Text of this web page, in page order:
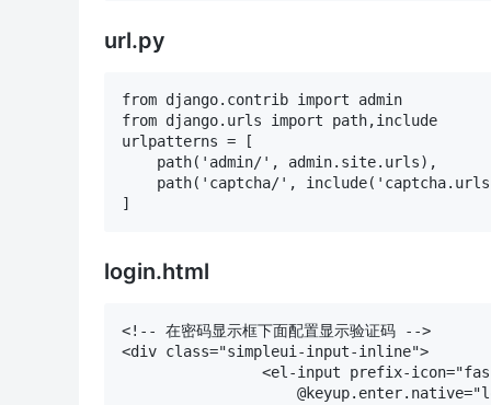
url.py
from django.contrib import admin
from django.urls import path,include
urlpatterns = [
    path('admin/', admin.site.urls),
path('captcha/',
login.html
<!-- 在密码显示框下面配置显示验证码 -->
<div class="simpleui-input-inline">
<el-input prefix-